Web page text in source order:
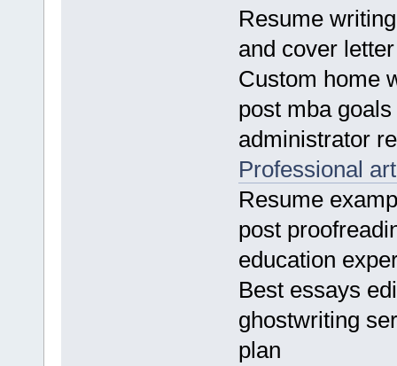
Resume
and cover
Custom home
post mba
administrator
Professional
Resume
post
education
Best essays
ghostwriting
plan